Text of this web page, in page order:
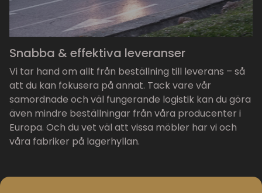
Snabba & effektiva leveranser
Vi tar hand om allt från beställning till leverans – så
att du kan fokusera på annat. Tack vare vår
samordnade och väl fungerande logistik kan du göra
även mindre beställningar från våra producenter i
Europa. Och du vet väl att vissa möbler har vi och
våra fabriker på lagerhyllan.